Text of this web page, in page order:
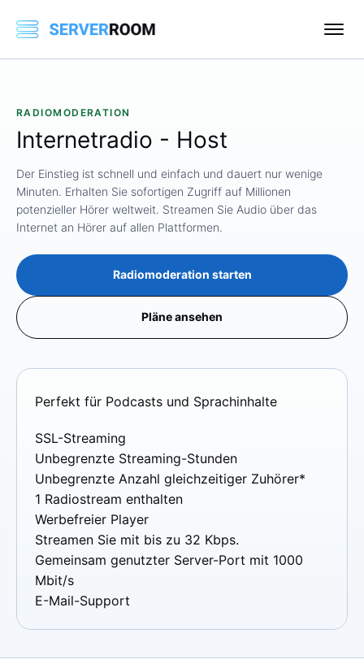
RADIOMODERATION
Internetradio - Host
Der Einstieg ist schnell und einfach und dauert nur wenige
Minuten. Erhalten Sie sofortigen Zugriff auf Millionen
potenzieller Hörer weltweit. Streamen Sie Audio über das
Internet an Hörer auf allen Plattformen.
Radiomoderation starten
Pläne ansehen
Perfekt für Podcasts und Sprachinhalte
SSL-Streaming
Unbegrenzte Streaming-Stunden
Unbegrenzte Anzahl gleichzeitiger Zuhörer*
1 Radiostream enthalten
Werbefreier Player
Streamen Sie mit bis zu 32 Kbps.
Gemeinsam genutzter Server-Port mit 1000
Mbit/s
E-Mail-Support